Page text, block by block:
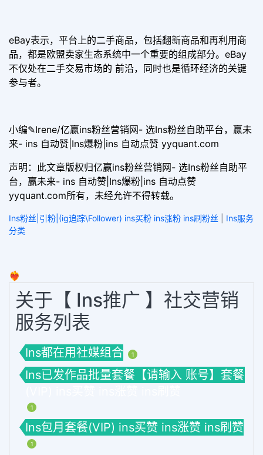
eBay表示，平台上的二手商品，包括翻新商品和再利用商
品，都是欧盟卖家生态系统中一个重要的组成部分。eBay
不仅处在二手交易市场的 前沿，同时也是循环经济的关键
参与者。
小编✎Irene/亿赢ins粉丝营销网- 选Ins粉丝自助平台，赢未
来- ins 自动赞|Ins爆粉|ins 自动点赞 yyquant.com
声明：此文章版权归亿赢ins粉丝营销网- 选Ins粉丝自助平
台，赢未来- ins 自动赞|Ins爆粉|ins 自动点赞
yyquant.com所有，未经允许不得转载。
Ins粉丝|引粉|(ig追踪\Follower) ins买粉 ins涨粉 ins刷粉丝
Ins服务
分类
❤️‍🔥
关于【 Ins推广 】社交营销
服务列表
Ins都在用社媒组合 1
Ins已发作品批量套餐【请输入 账号】套餐
1
Ins包月套餐(VIP) ins买赞 ins涨赞 ins刷赞
1